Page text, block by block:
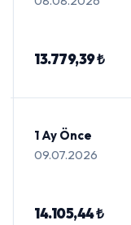
13.779,39 ₺
1 Ay Önce
09.07.2026
14.105,44 ₺